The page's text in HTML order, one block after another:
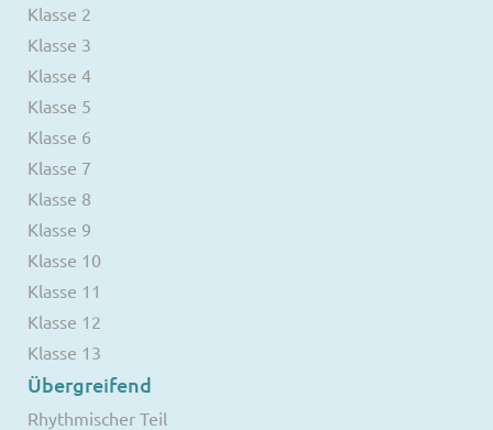
Klasse 2
Klasse 3
Klasse 4
Klasse 5
Klasse 6
Klasse 7
Klasse 8
Klasse 9
Klasse 10
Klasse 11
Klasse 12
Klasse 13
Übergreifend
Rhythmischer Teil